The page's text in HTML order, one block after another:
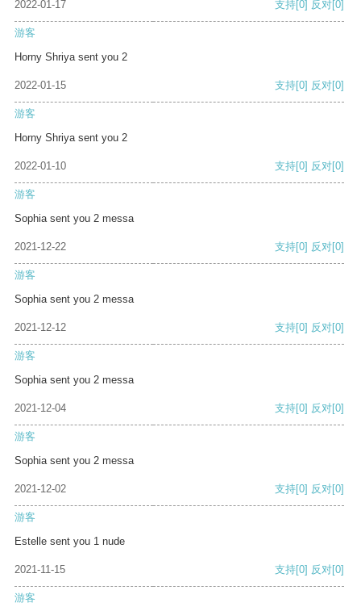
2022-01-17 支持[0] 反对[0]
游客
Horny Shriya sent you 2
2022-01-15 支持[0] 反对[0]
游客
Horny Shriya sent you 2
2022-01-10 支持[0] 反对[0]
游客
Sophia sent you 2 messa
2021-12-22 支持[0] 反对[0]
游客
Sophia sent you 2 messa
2021-12-12 支持[0] 反对[0]
游客
Sophia sent you 2 messa
2021-12-04 支持[0] 反对[0]
游客
Sophia sent you 2 messa
2021-12-02 支持[0] 反对[0]
游客
Estelle sent you 1 nude
2021-11-15 支持[0] 反对[0]
游客